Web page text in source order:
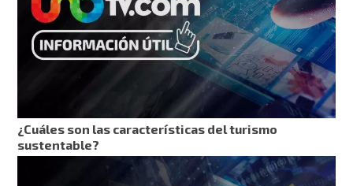
¿Cuáles son las características del turismo
sustentable?